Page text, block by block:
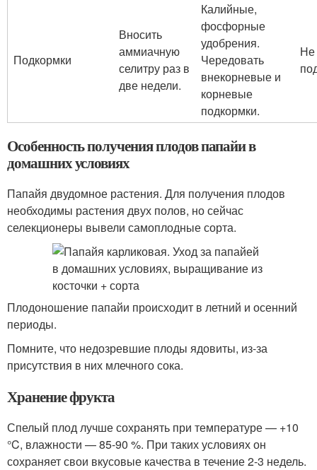
Подкормки
Вносить
аммиачную
селитру раз в
две недели.
Калийные,
фосфорные
удобрения.
Чередовать
внекорневые и
корневые
подкормки.
Не
Особенность получения плодов папайи в
домашних условиях
Папайя двудомное растения. Для получения плодов
необходимы растения двух полов, но сейчас
селекционеры вывели самоплодные сорта.
Плодоношение папайи происходит в летний и осенний
периоды.
Помните, что недозревшие плоды ядовиты, из-за
присутствия в них млечного сока.
Хранение фрукта
Спелый плод лучше сохранять при температуре — +10
°C, влажности — 85-90 %. При таких условиях он
сохраняет свои вкусовые качества в течение 2-3 недель.